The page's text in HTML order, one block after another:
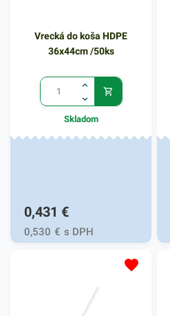
nájdete ďalšie podobné
oslovia.
Vrecká do koša HDPE
36x44cm /50ks
Skladom
0,431 €
0,530 € s DPH